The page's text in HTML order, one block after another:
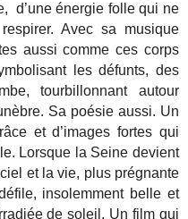
d’une énergie folle qui ne
Avec sa musique
aussi comme ces corps
les défunts, des
tourbillonnant autour
Sa poésie aussi. Un
et d’images fortes qui
Lorsque la Seine devient
et la vie, plus prégnante
insolemment belle et
de soleil. Un film qui